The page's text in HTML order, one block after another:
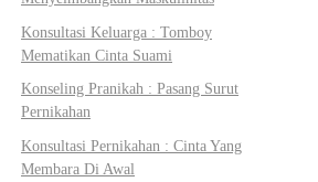
Konsultasi Keluarga : Tomboy
Mematikan Cinta Suami
Konseling Pranikah : Pasang Surut
Pernikahan
Konsultasi Pernikahan : Cinta Yang
Membara Di Awal